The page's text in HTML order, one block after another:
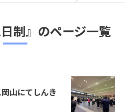
制』のページ一覧
山にてしんき